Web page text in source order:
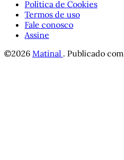
Política de Cookies
Termos de uso
Fale conosco
Assine
©2026 Matinal . Publicado com